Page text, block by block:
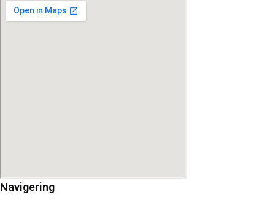
Navigering